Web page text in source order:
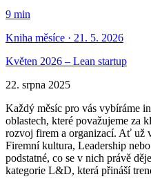
9 min
Kniha měsíce · 21. 5. 2026
Květen 2026 – Lean startup
22. srpna 2025
Každý měsíc pro vás vybíráme
oblastech, které považujeme za
rozvoj firem a organizací. Ať už
Firemní kultura, Leadership
podstatné, co se v nich právě
kategorie L&D, která přináší